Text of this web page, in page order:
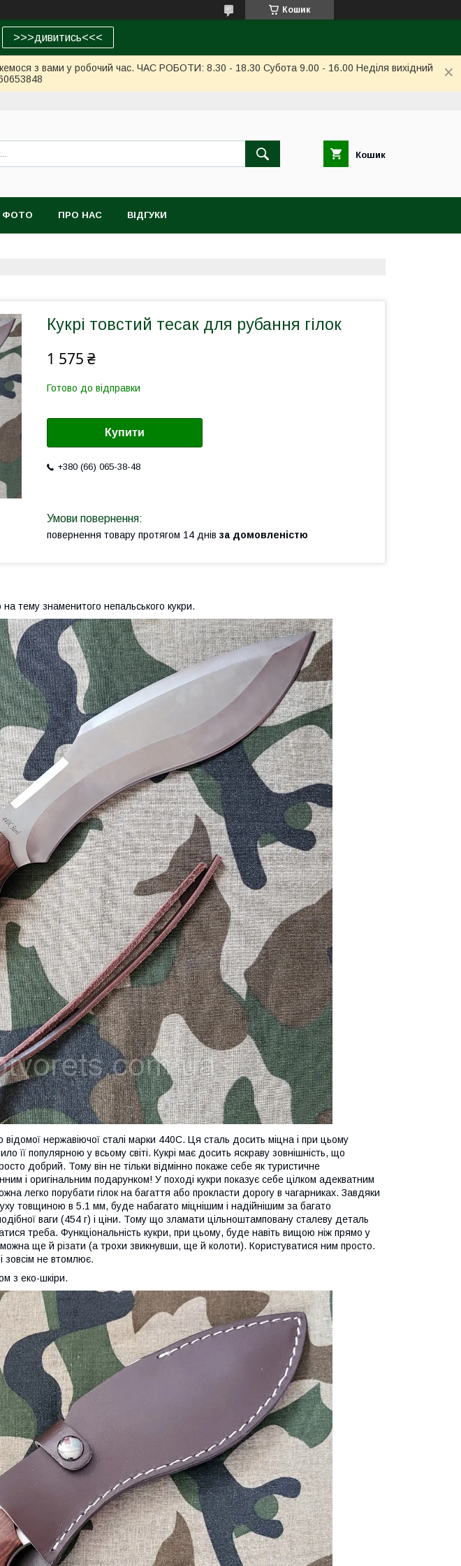
Кошик
>>>дивитись<<<
з вами у робочий час. ЧАС РОБОТИ: 8.30 - 18.30 Субота 9.00 - 16.00 Неділя вихідний
Кошик
ФОТО ПРО НАС ВІДГУКИ
Кукрі товстий тесак для рубання гілок
1 575 ₴
Готово до відправки
Купити
+380 (66) 065-38-48
повернення товару протягом 14 днів за домовленістю
тему знаменитого непальського кукри.
нержавіючої сталі марки 440С. Ця сталь досить міцна і при цьому
її популярною у всьому світі. Кукрі має досить яскраву зовнішність, що
добрий. Тому він не тільки відмінно покаже себе як туристичне
і оригінальним подарунком! У поході кукри показує себе цілком адекватним
легко порубати гілок на багаття або прокласти дорогу в чагарниках. Завдяки
товщиною в 5.1 мм, буде набагато міцнішим і надійнішим за багато
ваги (454 г) і ціни. Тому що зламати цільноштамповану сталеву деталь
треба. Функціональність кукри, при цьому, буде навіть вищою ніж прямо у
ще й різати (а трохи звикнувши, ще й колоти). Користуватися ним просто.
зовсім не втомлює.
з еко-шкіри.